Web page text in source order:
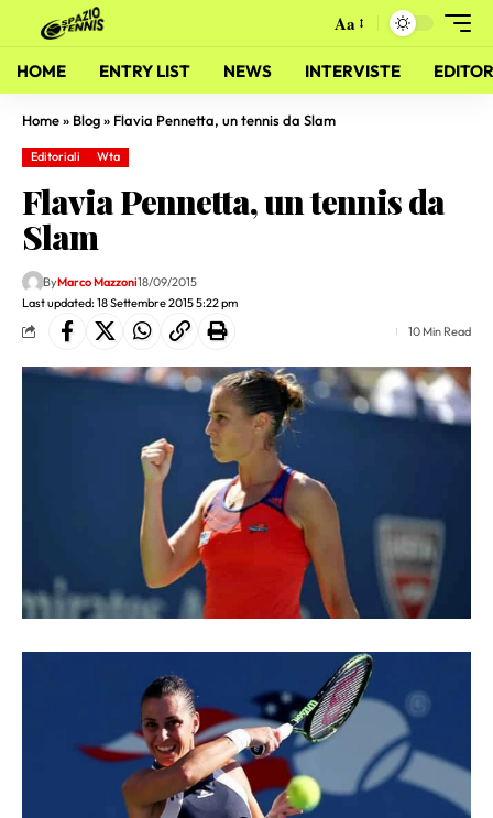
Aa
HOME ENTRY LIST NEWS INTERVISTE
Home» Blog» Flavia Pennetta, un tennis da Slam
Editoriali Wta
Flavia Pennetta, un tennis da
Slam
Last updated: 18 Settembre 2015 5:22 pm
ByMarco Mazzoni18/09/2015
10 Min Read